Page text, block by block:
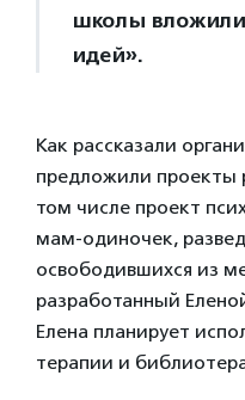
школы вложили
идей».
Как рассказали
предложили проекты
том числе проект
мам-одиночек,
освободившихся из
разработанный
Елена планирует
терапии и